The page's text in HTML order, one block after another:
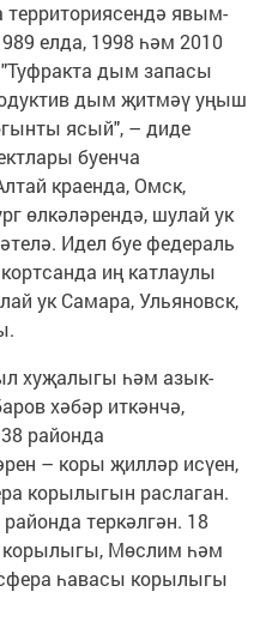
территориясендә явым-
елда, 1998 һәм 2010
дым запасы
дым җитмәү уңыш
ясый", – диде
буенча
краенда, Омск,
өлкәләрендә, шулай ук
Идел буе федераль
иң катлаулы
ук Самара, Ульяновск,
хуҗалыгы һәм азык-
хәбәр иткәнчә,
районда
– коры җилләр исүен,
корылыгын раслаган.
теркәлгән. 18
корылыгы, Мөслим һәм
һавасы корылыгы